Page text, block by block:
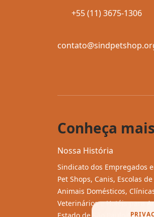
+55 (11) 3675-1306
Conheça
Nossa História
Sindicato dos Empregados
Pet Shops, Canis, Escolas
Animais Domésticos,
Veterinários e Hotéis para